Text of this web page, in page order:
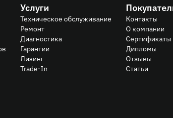
Услуги
Техническое обслуживание
Ремонт
Диагностика
Гарантии
Лизинг
Trade-In
Контакты
О компании
Сертификаты
Дипломы
Отзывы
Статьи